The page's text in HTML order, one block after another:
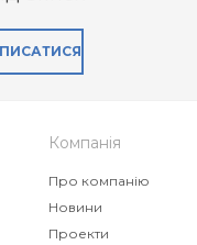
Компанія
Про компанію
Новини
Проекти